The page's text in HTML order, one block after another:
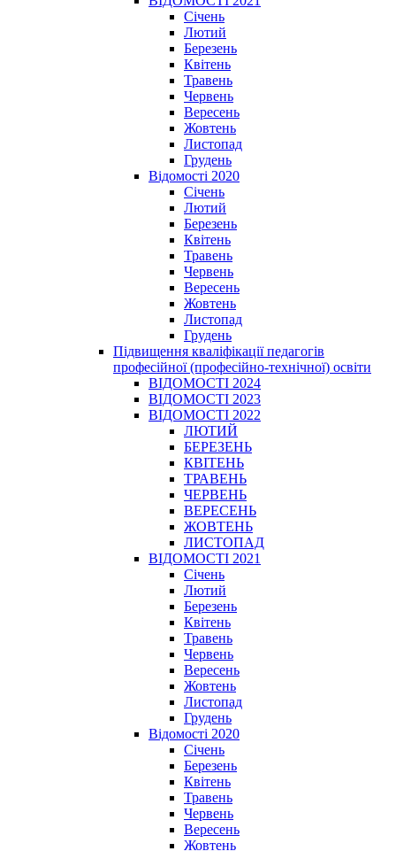
Січень
Лютий
Березень
Квітень
Травень
Червень
Вересень
Жовтень
Листопад
Грудень
Відомості 2020
Січень
Лютий
Березень
Квітень
Травень
Червень
Вересень
Жовтень
Листопад
Грудень
Підвищення кваліфікації педагогів
професійної (професійно-технічної) освіти
ВІДОМОСТІ 2024
ВІДОМОСТІ 2023
ВІДОМОСТІ 2022
ЛЮТИЙ
БЕРЕЗЕНЬ
КВІТЕНЬ
ТРАВЕНЬ
ЧЕРВЕНЬ
ВЕРЕСЕНЬ
ЖОВТЕНЬ
ЛИСТОПАД
ВІДОМОСТІ 2021
Січень
Лютий
Березень
Квітень
Травень
Червень
Вересень
Жовтень
Листопад
Грудень
Відомості 2020
Січень
Березень
Квітень
Травень
Червень
Вересень
Жовтень